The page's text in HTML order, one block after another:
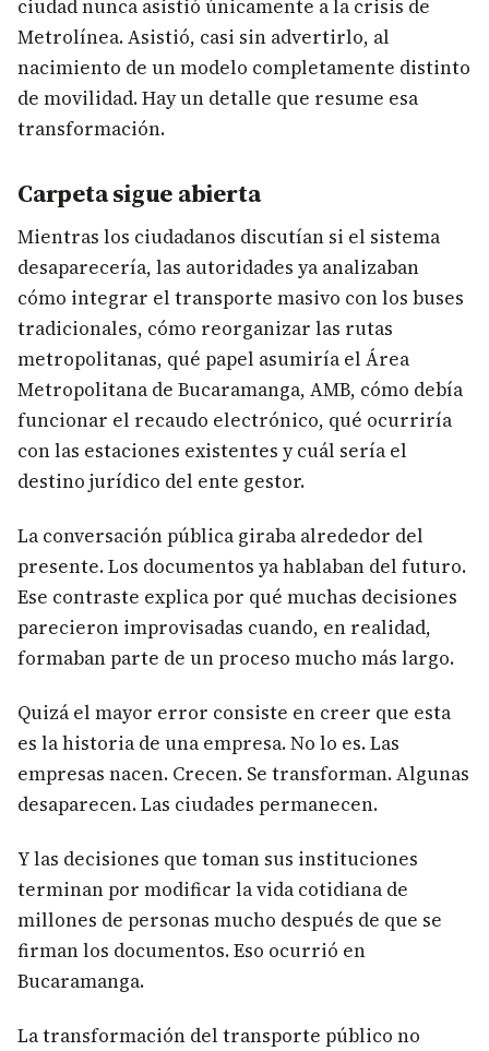
ciudad nunca asistió únicamente a la crisis de
Metrolínea. Asistió, casi sin advertirlo, al
nacimiento de un modelo completamente distinto
de movilidad. Hay un detalle que resume esa
transformación.
Carpeta sigue abierta
Mientras los ciudadanos discutían si el sistema
desaparecería, las autoridades ya analizaban
cómo integrar el transporte masivo con los buses
tradicionales, cómo reorganizar las rutas
metropolitanas, qué papel asumiría el Área
Metropolitana de Bucaramanga, AMB, cómo debía
funcionar el recaudo electrónico, qué ocurriría
con las estaciones existentes y cuál sería el
destino jurídico del ente gestor.
La conversación pública giraba alrededor del
presente. Los documentos ya hablaban del futuro.
Ese contraste explica por qué muchas decisiones
parecieron improvisadas cuando, en realidad,
formaban parte de un proceso mucho más largo.
Quizá el mayor error consiste en creer que esta
es la historia de una empresa. No lo es. Las
empresas nacen. Crecen. Se transforman. Algunas
desaparecen. Las ciudades permanecen.
Y las decisiones que toman sus instituciones
terminan por modificar la vida cotidiana de
millones de personas mucho después de que se
firman los documentos. Eso ocurrió en
Bucaramanga.
La transformación del transporte público no